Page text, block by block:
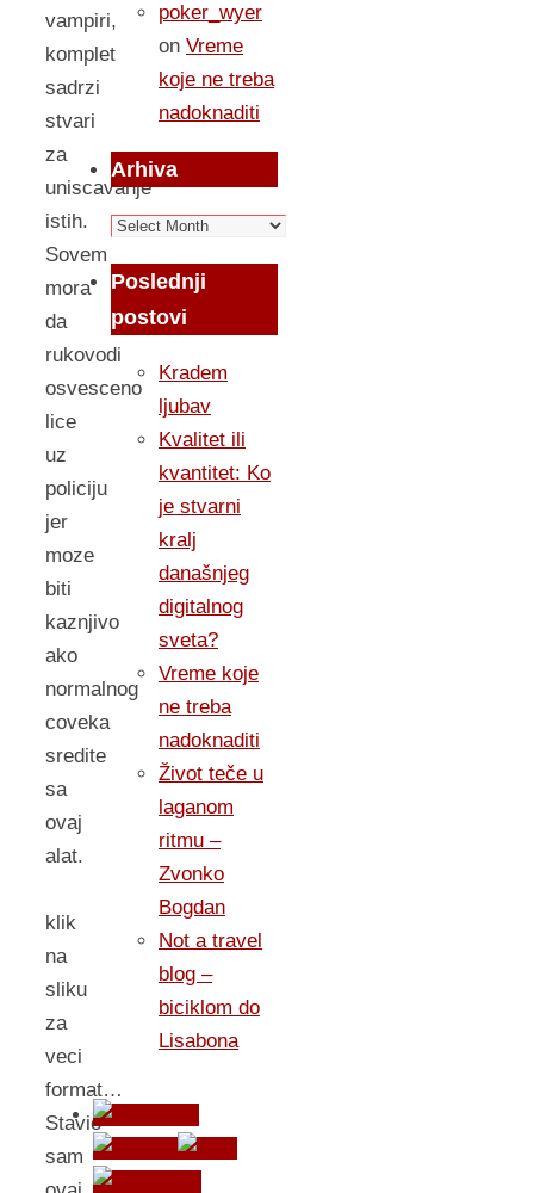
vampiri,
komplet
sadrzi
stvari
za
uniscavanje
istih.
Sovem
mora
da
rukovodi
osvesceno
lice
uz
policiju
jer
moze
biti
kaznjivo
ako
normalnog
coveka
sredite
sa
ovaj
alat.
klik
na
sliku
za
veci
format…
Stavio
sam
poker_wyer
on Vreme
koje ne treba
nadoknaditi
Arhiva
Arhiva
Poslednji
postovi
Kradem
ljubav
Kvalitet ili
kvantitet: Ko
je stvarni
kralj
današnjeg
digitalnog
sveta?
Vreme koje
ne treba
nadoknaditi
Život teče u
laganom
ritmu –
Zvonko
Bogdan
Not a travel
blog –
biciklom do
Lisabona